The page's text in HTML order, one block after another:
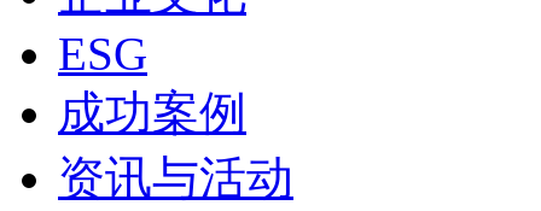
ESG
成功案例
资讯与活动